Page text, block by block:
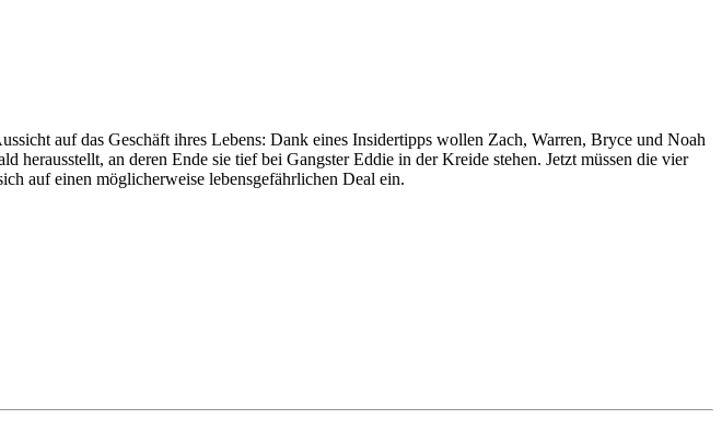
auf das Geschäft ihres Lebens: Dank eines Insidertipps wollen Zach, Warren, Bryce und Noah
an deren Ende sie tief bei Gangster Eddie in der Kreide stehen. Jetzt müssen die vier
auf einen möglicherweise lebensgefährlichen Deal ein.